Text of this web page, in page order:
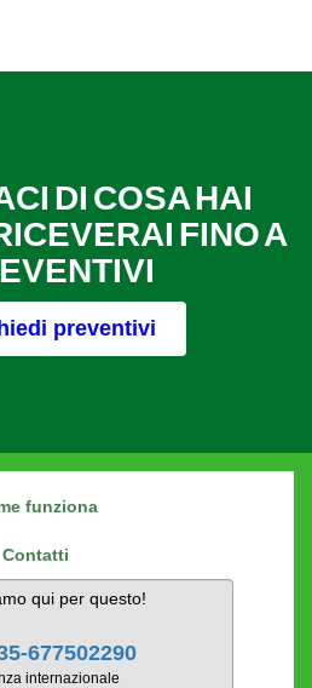
DI COSA HAI
FINO A
preventivi
funziona
Contatti
qui per questo!
677502290
internazionale